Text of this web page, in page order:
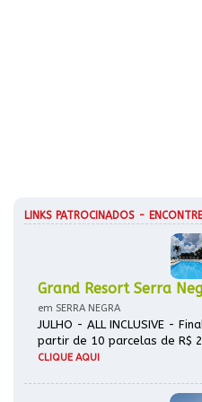
LINKS PATROCINADOS -
Grand Resort Serra
em SERRA NEGRA
JULHO - ALL INCLUSIVE -
partir de 10 parcelas de R$
CLIQUE AQUI